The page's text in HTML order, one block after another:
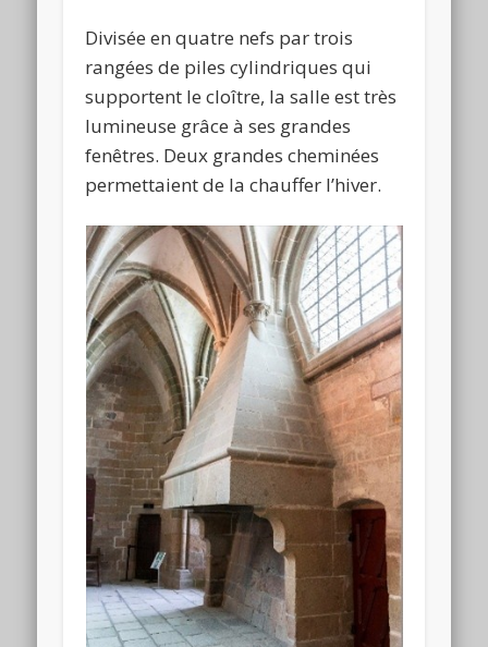
Divisée en quatre nefs par trois
rangées de piles cylindriques qui
supportent le cloître, la salle est très
lumineuse grâce à ses grandes
fenêtres. Deux grandes cheminées
permettaient de la chauffer l’hiver.